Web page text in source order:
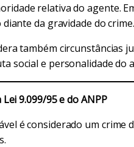
relativa do agente.
da gravidade do crime.
também circunstâncias
social e personalidade do
9.099/95 e do ANPP
é considerado um crime